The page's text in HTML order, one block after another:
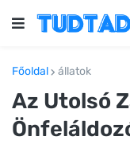
Főoldal állatok
Az Utolsó